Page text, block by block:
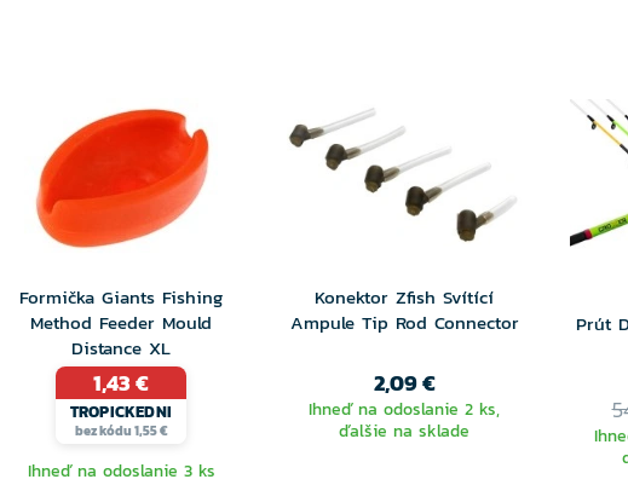
Formička Giants Fishing
Method Feeder Mould
Distance XL
1,43 €
TROPICKEDNI
bez kódu 1,55 €
Ihneď na odoslanie 3 ks
Konektor Zfish Svítící
Ampule Tip Rod Connector
2,09 €
Ihneď na odoslanie 2 ks,
ďalšie na sklade
Prút